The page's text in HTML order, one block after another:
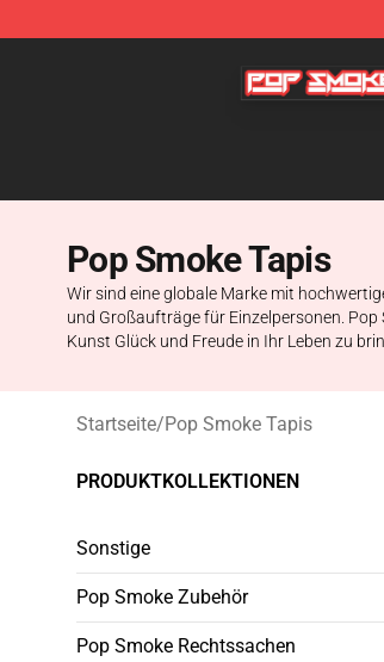
Pop Smoke Store - Official Pop
Pop Smoke Tapis
Wir sind eine globale Marke mit
und Großaufträge für Einzelpersonen. Pop
Kunst Glück und Freude in Ihr Leben zu
Startseite/Pop Smoke Tapis
PRODUKTKOLLEKTIONEN
Sonstige
Pop Smoke Zubehör
Pop Smoke Rechtssachen